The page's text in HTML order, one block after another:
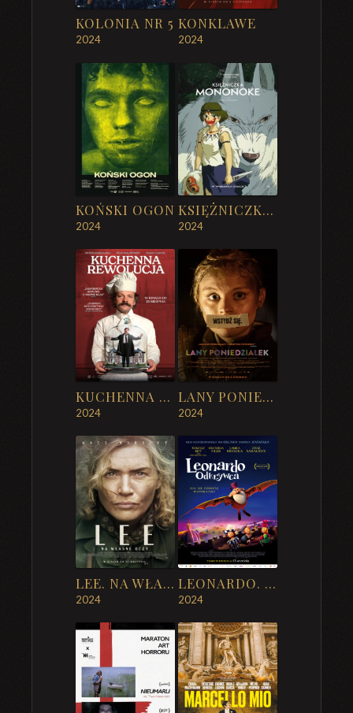
KOLONIA NR 5
2024
KONKLAWE
2024
KOŃSKI OGON
2024
KSIĘŻNICZKA MONONOKE
2024
KUCHENNA REWOLUCJA
2024
LANY PONIEDZIAŁEK
2024
LEE. NA WŁASNE OCZY
2024
LEONARDO. ODKRYWCA
2024